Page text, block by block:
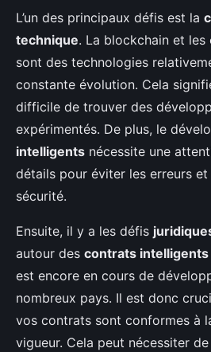
L’un des principaux défis est la
technique. La blockchain et
sont des technologies
constante évolution. Cela
difficile de trouver des
expérimentés. De plus, le
intelligents nécessite une
détails pour éviter les erreurs
sécurité.
Ensuite, il y a les défis
autour des contrats intelligents
est encore en cours de
nombreux pays. Il est donc
vos contrats sont conformes à
vigueur. Cela peut nécessiter